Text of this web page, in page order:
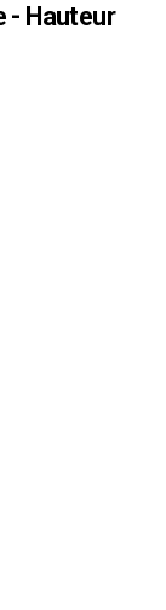
- Hauteur